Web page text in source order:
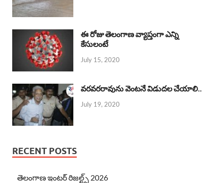
ఈ రోజు తెలంగాణ వ్యాప్తంగా ఎన్ని
కేసులంటే
July 15, 2020
వరవరరావును వెంటనే విడుదల చేయాలి..
July 19, 2020
RECENT POSTS
తెలంగాణ ఇంటర్ రిజల్ట్స్ 2026